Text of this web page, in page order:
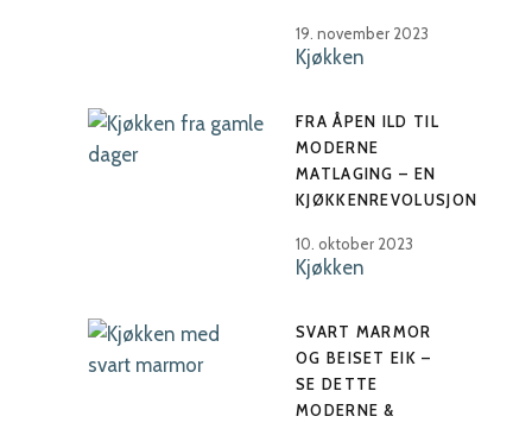
19. november 2023
Kjøkken
FRA ÅPEN ILD TIL
MODERNE
MATLAGING – EN
KJØKKENREVOLUSJON
10. oktober 2023
Kjøkken
SVART MARMOR
OG BEISET EIK –
SE DETTE
MODERNE &